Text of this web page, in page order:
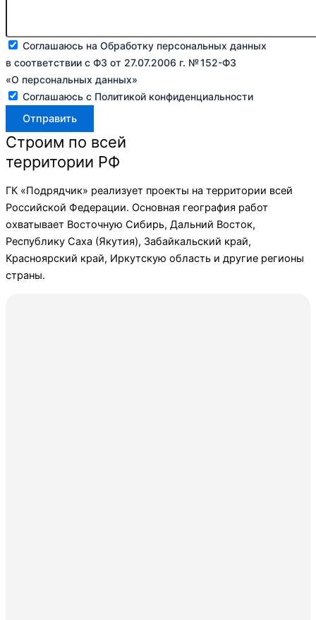
Соглашаюсь на Обработку персональных данных
в соответствии с ФЗ от 27.07.2006 г. № 152-ФЗ
«О персональных данных»
Соглашаюсь с Политикой конфиденциальности
Отправить
Строим по всей
территории РФ
ГК «Подрядчик» реализует проекты на территории всей
Российской Федерации. Основная география работ
охватывает Восточную Сибирь, Дальний Восток,
Республику Саха (Якутия), Забайкальский край,
Красноярский край, Иркутскую область и другие регионы
страны.